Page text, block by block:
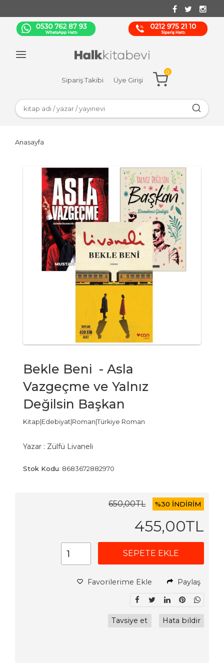
Sipariş Takibi Üye Girişi
0
Anasayfa
Bekle Beni - Asla
Vazgeçme ve Yalnız
Değilsin Başkan
Kitap|Edebiyat|Roman|Türkiye Roman
Yazar : Zülfü Livaneli
Stok Kodu: 8683672882970
650,00TL %30 İNDİRİM
455,00TL
SEPETE EKLE
Favorilerime Ekle Paylaş
Tavsiye et Hata bildir